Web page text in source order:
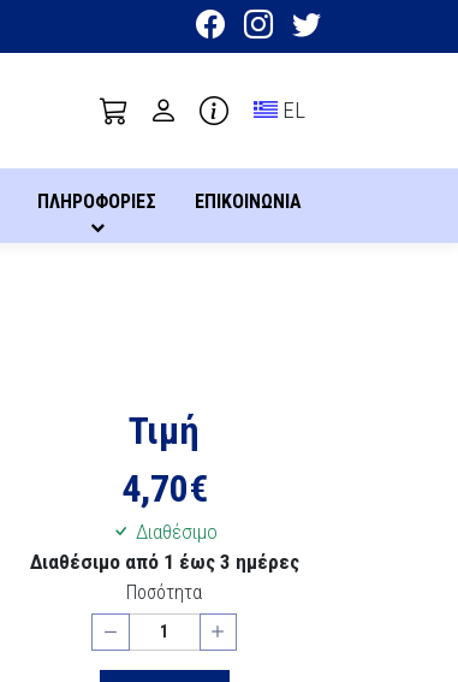
Toggle language
EL
ΠΛΗΡΟΦΟΡΙΕΣ ΕΠΙΚΟΙΝΩΝΙΑ
Τιμή
4,70€
Διαθέσιμο
Διαθέσιμο από 1 έως 3 ημέρες
Ποσότητα